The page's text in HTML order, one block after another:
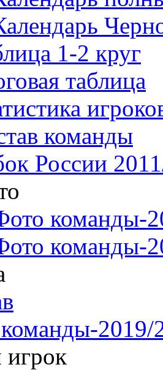
1-2 круг
таблица
команды
России
команды-
команды-
2019/